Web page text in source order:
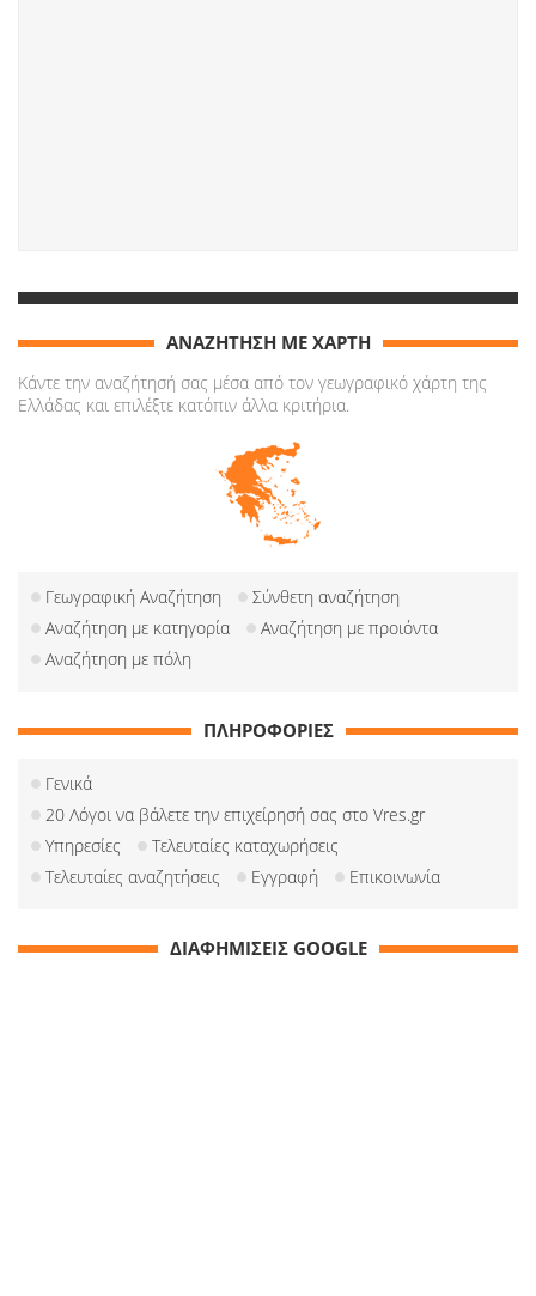
ΑΝΑΖΗΤΗΣΗ ΜΕ ΧΑΡΤΗ
Κάντε την αναζήτησή σας μέσα από τον γεωγραφικό χάρτη της
Ελλάδας και επιλέξτε κατόπιν άλλα κριτήρια.
Γεωγραφική Αναζήτηση
Σύνθετη αναζήτηση
Αναζήτηση με κατηγορία
Αναζήτηση με προιόντα
Αναζήτηση με πόλη
ΠΛΗΡΟΦΟΡΙΕΣ
Γενικά
20 Λόγοι να βάλετε την επιχείρησή σας στο Vres.gr
Υπηρεσίες
Τελευταίες καταχωρήσεις
Τελευταίες αναζητήσεις
Εγγραφή Επικοινωνία
ΔΙΑΦΗΜΙΣΕΙΣ GOOGLE